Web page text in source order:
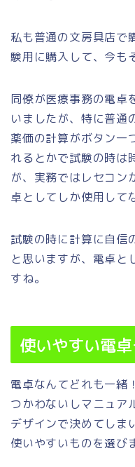
私も普通の文房具店で
験用に購入して、今も
同僚が医療事務の電卓
いましたが、特に普通
薬価の計算がボタン一
れるとかで試験の時は
が、実務ではレセコン
卓としてしか使用して
試験の時に計算に自信
と思いますが、電卓と
すね。
使いやすい電
電卓なんてどれも一緒
つかわないしマニュア
デザインで決めてしま
使いやすいものを選び